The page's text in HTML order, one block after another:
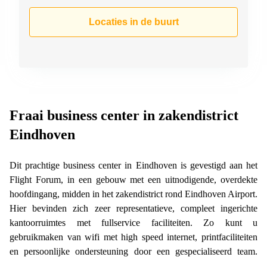
Locaties in de buurt
Fraai business center in zakendistrict
Eindhoven
Dit prachtige business center in Eindhoven is gevestigd aan het
Flight Forum, in een gebouw met een uitnodigende, overdekte
hoofdingang, midden in het zakendistrict rond Eindhoven Airport.
Hier bevinden zich zeer representatieve, compleet ingerichte
kantoorruimtes met fullservice faciliteiten. Zo kunt u
gebruikmaken van wifi met high speed internet, printfaciliteiten
en persoonlijke ondersteuning door een gespecialiseerd team.